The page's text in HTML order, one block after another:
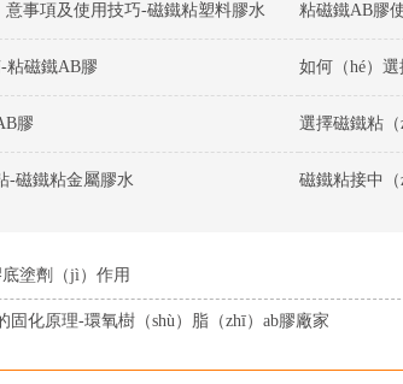
事項及使用技巧-磁鐵粘塑料膠水 粘磁鐵AB膠
粘磁鐵AB膠 如何（hé）
膠 選擇磁鐵粘
-磁鐵粘金屬膠水 磁鐵粘接中
塗劑（jì）作用
固化原理-環氧樹（shù）脂（zhī）ab膠廠家